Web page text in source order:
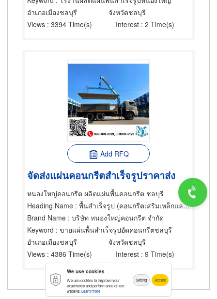
อำเภอเมืองชลบุรี
จังหวัดชลบุรี
Views : 3394 Time(s) Interest : 2 Time(s)
Add RFQ
จัดส่งแผ่นคอนกรีตสำเร็จรูปราคาส่ง
หนองใหญ่คอนกรีต ผลิตแผ่นพื้นคอนกรีต ชลบุรี
Heading Name : พื้นสำเร็จรูป (คอนกรีตเสริมเหล็กและอัดแรง),ผู้รับเหมาคอนกรีต,ผู้รับเหมาทำพื้นและทางเดิน
Brand Name : บริษัท หนองใหญ่คอนกรีต จำกัด
Keyword : ขายแผ่นพื้นสำเร็จรูปอัดคอนกรีตชลบุรี
อำเภอเมืองชลบุรี
จังหวัดชลบุรี
Views : 4386 Time(s) Interest : 9 Time(s)
We use cookies
We use cookies to improve your
experience and performance on our
website. Learn more
Setting Accept